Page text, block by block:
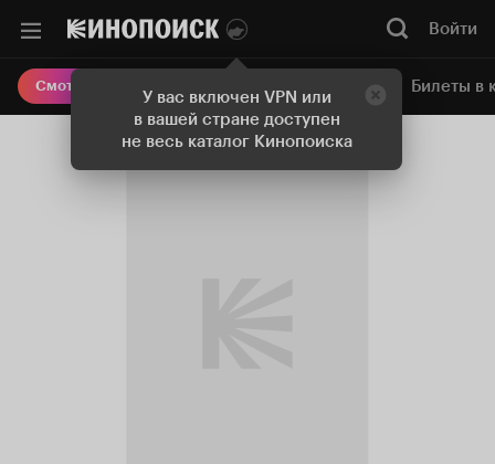
У вас включен VPN или
в вашей стране доступен
не весь каталог Кинопоиска
Войти
Смотреть кино Онлайн-кинотеатр Билеты в